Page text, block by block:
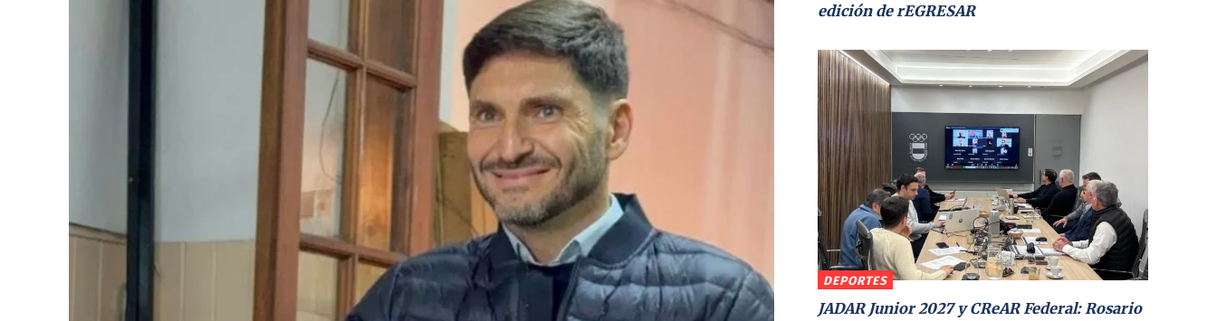
edición de rEGRESAR
DEPORTES
JADAR Junior 2027 y CReAR Federal: Rosario